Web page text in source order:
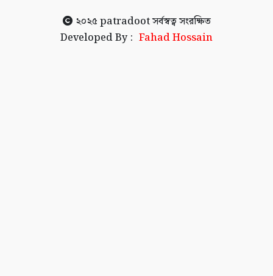
২০২৫ patradootসর্বস্বত্ব সংরক্ষিত
Developed By : Fahad Hossain